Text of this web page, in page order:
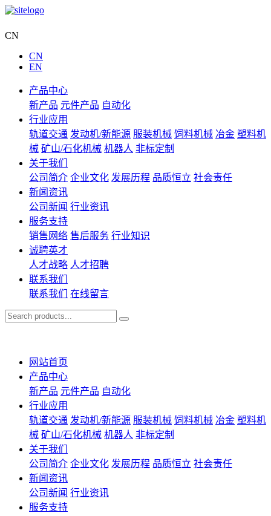
CN
CN
EN
产品中心
新产品 元件产品 自动化
行业应用
轨道交通 发动机/新能源 服装机械 饲料机械 冶金 塑料机
械 矿山/石化机械 机器人 非标定制
关于我们
公司简介 企业文化 发展历程 品质恒立 社会责任
新闻资讯
公司新闻 行业资讯
服务支持
销售网络 售后服务 行业知识
诚聘英才
人才战略 人才招聘
联系我们
联系我们
在线留言
网站首页
产品中心
新产品 元件产品 自动化
行业应用
轨道交通 发动机/新能源 服装机械 饲料机械 冶金 塑料机
械 矿山/石化机械 机器人 非标定制
关于我们
公司简介 企业文化 发展历程 品质恒立 社会责任
新闻资讯
公司新闻 行业资讯
服务支持